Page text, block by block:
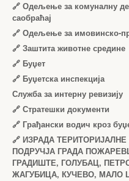
🔗 Одељење за комуналну
саобраћај
🔗 Одељење за имовинско-
🔗 Заштита животне средине
🔗 Буџет
🔗 Буџетска инспекција
Служба за интерну ревизију
🔗 Стратешки документи
🔗 Грађански водич кроз
🔗 ИЗРАДА ТЕРИТОРИЈАЛНЕ
ПОДРУЧЈА ГРАДА
ГРАДИШТЕ, ГОЛУБАЦ,
ЖАГУБИЦА, КУЧЕВО, МАЛО